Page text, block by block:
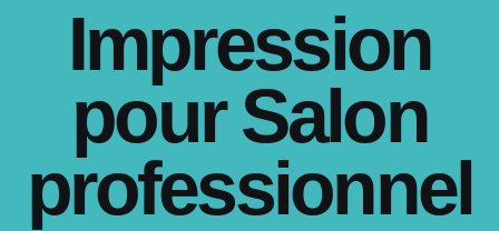
Impression
pour Salon
professionnel